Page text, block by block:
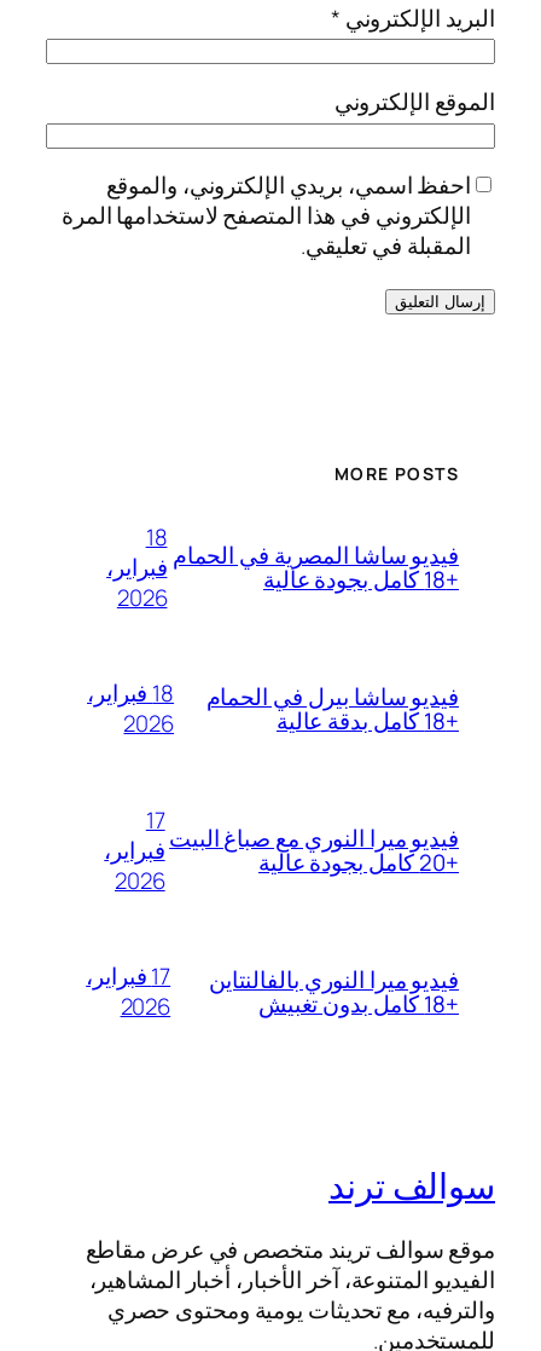
البريد الإلكتروني *
الموقع الإلكتروني
احفظ اسمي، بريدي الإلكتروني، والموقع
الإلكتروني في هذا المتصفح لاستخدامها المرة
المقبلة في تعليقي.
MORE POSTS
فيديو ساشا المصرية في الحمام
+18 كامل بجودة عالية
18
فبراير،
2026
فيديو ساشا بيرل في الحمام
+18 كامل بدقة عالية
18 فبراير،
2026
فيديو ميرا النوري مع صباغ البيت
+20 كامل بجودة عالية
17
فبراير،
2026
فيديو ميرا النوري بالفالنتاين
+18 كامل بدون تغبيش
17 فبراير،
2026
سوالف ترند
موقع سوالف تريند متخصص في عرض مقاطع
الفيديو المتنوعة، آخر الأخبار، أخبار المشاهير،
والترفيه، مع تحديثات يومية ومحتوى حصري
للمستخدمين.